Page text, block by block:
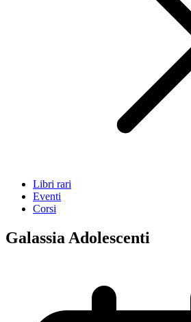
Libri rari
Eventi
Corsi
Galassia Adolescenti